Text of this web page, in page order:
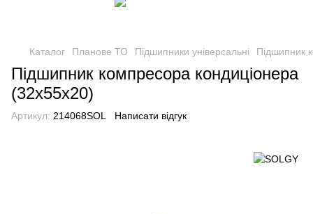
Каталог Планове ТО Підшипники універсальні Підшипник
Підшипник компресора кондиціонера
(32x55x20)
Артикул: 214068SOL Написати відгук